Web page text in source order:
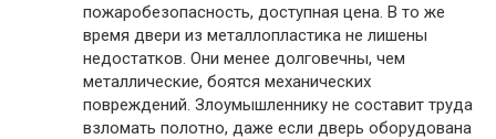
пожаробезопасность, доступная цена. В то же
время двери из металлопластика не лишены
недостатков. Они менее долговечны, чем
металлические, боятся механических
повреждений. Злоумышленнику не составит труда
взломать полотно, даже если дверь оборудована